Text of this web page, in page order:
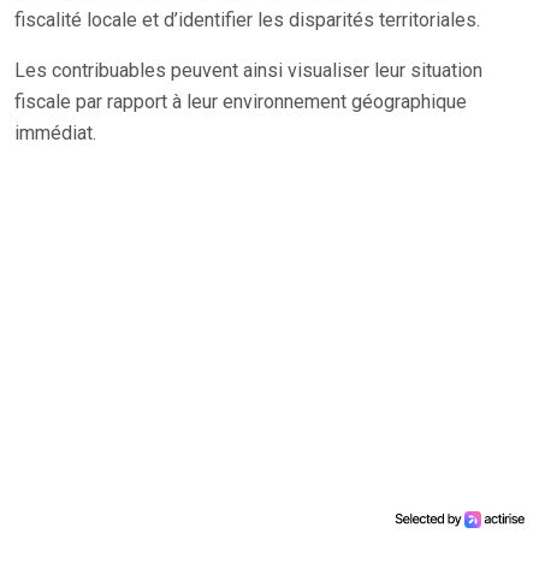
fiscalité locale et d’identifier les disparités territoriales.
Les contribuables peuvent ainsi visualiser leur situation
fiscale par rapport à leur environnement géographique
immédiat.